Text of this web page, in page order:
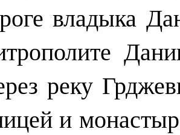
владыка
реку
и